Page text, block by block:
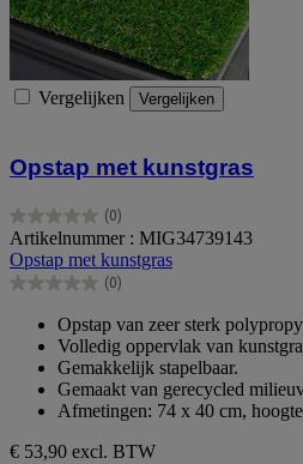
Vergelijken Vergelijken
Opstap met kunstgras
(0)
0.0
van
de
5
Artikelnummer : MIG34739143
Opstap met kunstgras
(0)
0.0
sterren.
Opstap van zeer sterk
Volledig oppervlak van
Gemakkelijk stapelbaar.
Gemaakt van gerecycled
Afmetingen: 74 x 40 cm,
€ 53,90 excl. BTW